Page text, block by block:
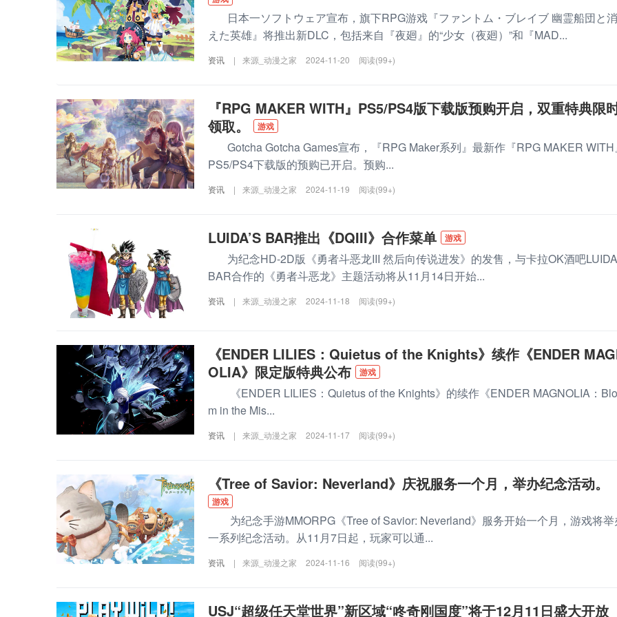
日本一ソフトウェア宣布，旗下RPG游戏『ファントム・ブレイブ 幽霊船団と消
えた英雄』将推出新DLC，包括来自『夜廻』的“少女（夜廻）”和『MAD...
资讯 | 来源_动漫之家 2024-11-20 阅读(99+)
『RPG MAKER WITH』PS5/PS4版下载版预购开启，双重特典限
领取。
游戏
Gotcha Gotcha Games宣布，『RPG Maker系列』最新作『RPG MAKER WITH
PS5/PS4下载版的预购已开启。预购...
资讯 | 来源_动漫之家 2024-11-19 阅读(99+)
LUIDA’S BAR推出《DQIII》合作菜单 游戏
为纪念HD-2D版《勇者斗恶龙III 然后向传说进发》的发售，与卡拉OK酒吧
BAR合作的《勇者斗恶龙》主题活动将从11月14日开始...
资讯 | 来源_动漫之家 2024-11-18 阅读(99+)
《ENDER LILIES：Quietus of the Knights》续作《ENDER
OLIA》限定版特典公布
游戏
《ENDER LILIES：Quietus of the Knights》的续作《ENDER MAGNOLIA：
m in the Mis...
资讯 | 来源_动漫之家 2024-11-17 阅读(99+)
《Tree of Savior: Neverland》庆祝服务一个月，举办纪念活动。
游戏
为纪念手游MMORPG《Tree of Savior: Neverland》服务开始一个月，游戏将举
一系列纪念活动。从11月7日起，玩家可以通...
资讯 | 来源_动漫之家 2024-11-16 阅读(99+)
USJ“超级任天堂世界”新区域“咚奇刚国度”将于12月11日盛大开放